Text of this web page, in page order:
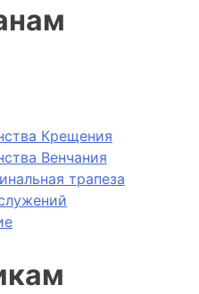
Крещения
Венчания
трапеза